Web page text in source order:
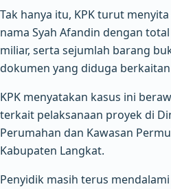
Tak hanya itu, KPK turut
nama Syah Afandin dengan
miliar, serta sejumlah barang
dokumen yang diduga
KPK menyatakan kasus ini
terkait pelaksanaan proyek di
Perumahan dan Kawasan
Kabupaten Langkat.
Penyidik masih terus